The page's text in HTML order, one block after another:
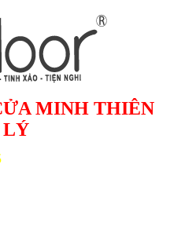
MINH THIÊN